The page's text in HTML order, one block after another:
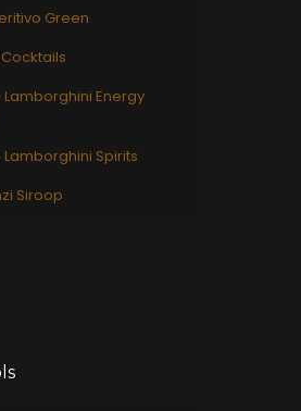
Green
Lamborghini Energy
Lamborghini Spirits
Siroop